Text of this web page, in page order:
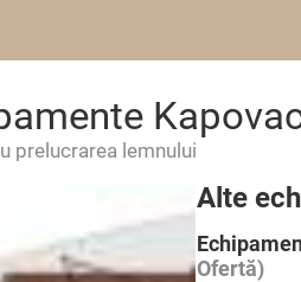
prelucrarea lemnului
Alte
Ofertă)